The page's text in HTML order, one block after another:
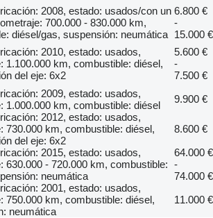
2008, estado: usados/con un
700.000 - 830.000 km,
diésel/gas, suspensión: neumática
6.800 €
-
15.000 €
2010, estado: usados,
1.100.000 km, combustible: diésel,
del eje: 6x2
5.600 €
-
7.500 €
2009, estado: usados,
1.000.000 km, combustible: diésel
9.900 €
2012, estado: usados,
730.000 km, combustible: diésel,
del eje: 6x2
8.600 €
2015, estado: usados,
630.000 - 720.000 km, combustible:
neumática
64.000 €
-
74.000 €
2001, estado: usados,
750.000 km, combustible: diésel,
neumática
11.000 €